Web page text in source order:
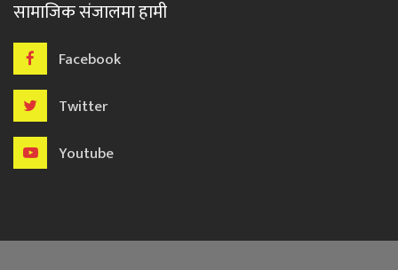
सामाजिक संजालमा हामी
Facebook
Twitter
Youtube